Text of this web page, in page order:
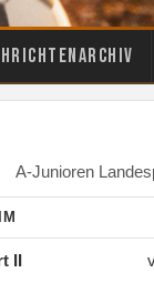
A-Junioren
II